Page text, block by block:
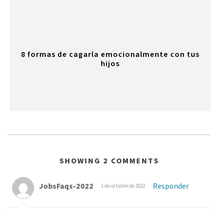
8 formas de cagarla emocionalmente con tus
hijos
SHOWING 2 COMMENTS
JobsFaqs-2022 1 de octubre de 2022 Responder